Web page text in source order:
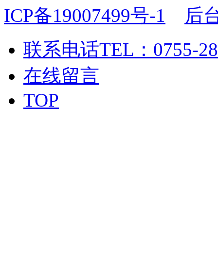
ICP备19007499号-1
后
联系电话TEL：0755-
在线留言
TOP